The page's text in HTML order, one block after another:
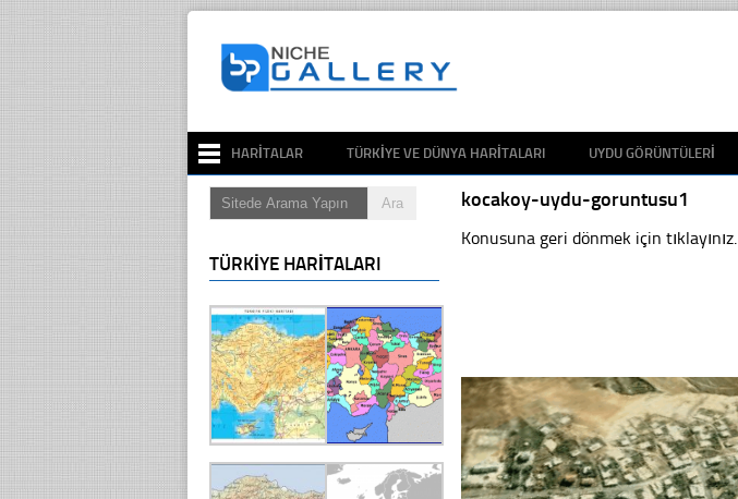
HARITALAR TÜRKIYE VE DÜNYA HARITALARI UYDU GÖRÜNTÜLERI
kocakoy-uydu-goruntusu1
Konusuna geri dönmek için tıklayınız.
TÜRKIYE HARITALARI